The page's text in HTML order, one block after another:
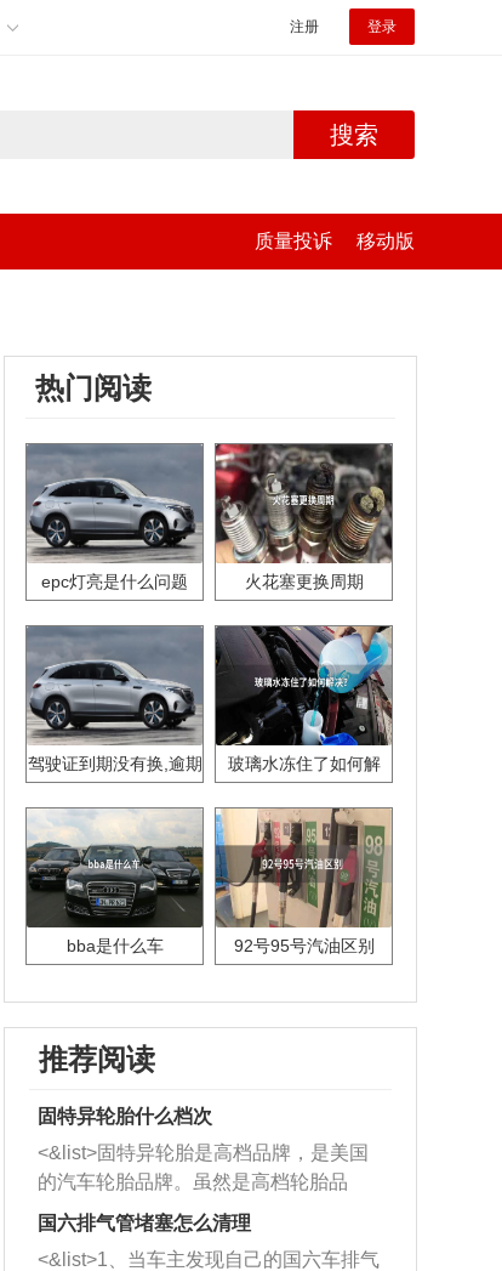
注册 登录
搜索
质量投诉 移动版
热门阅读
epc灯亮是什么问题 火花塞更换周期
驾驶证到期没有换,逾期
玻璃水冻住了如何解
bba是什么车 92号95号汽油区别
推荐阅读
固特异轮胎什么档次
<&list>固特异轮胎是高档品牌，是美国
的汽车轮胎品牌。虽然是高档轮胎品
牌，但是中高低端的轮胎都有生产，这
也是为了更好的开拓市场。
国六排气管堵塞怎么清理
<&list>1、当车主发现自己的国六车排气